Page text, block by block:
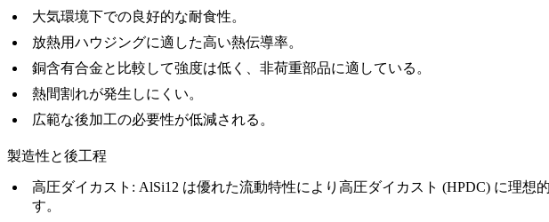
大気環境下での良好的な耐食性。
放熱用ハウジングに適した高い熱伝導率。
銅含有合金と比較して強度は低く、非荷重部品に適している。
熱間割れが発生しにくい。
広範な後加工の必要性が低減される。
製造性と後工程
高圧ダイカスト : AlSi12 は優れた流動特性により高圧ダイカスト (HPDC) に理想
す。